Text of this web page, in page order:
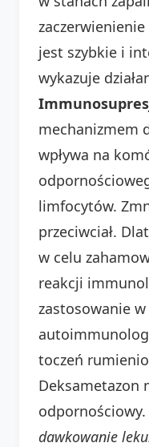
zaczerwienienie
jest szybkie i
wykazuje
mechanizmem
wpływa na
limfocytów.
przeciwciał.
w celu
reakcji
zastosowanie
toczeń
Deksametazon
odpornościowy.
dawkowanie